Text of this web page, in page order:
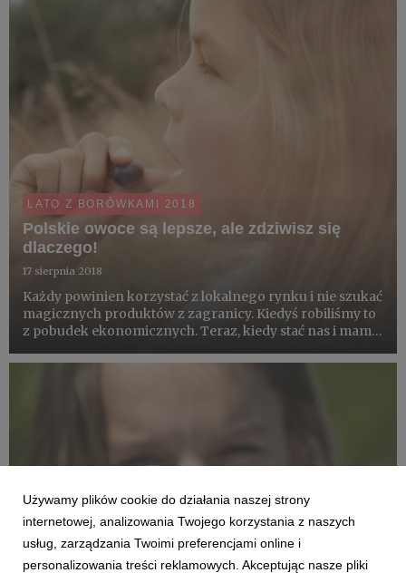
LATO Z BORÓWKAMI 2018
Polskie owoce są lepsze, ale zdziwisz się
dlaczego!
17 sierpnia 2018
Każdy powinien korzystać z lokalnego rynku i nie szukać
magicznych produktów z zagranicy. Kiedyś robiliśmy to
z pobudek ekonomicznych. Teraz, kiedy stać nas i mamy
to robić ze świadomością, że jest to dla nas zdrowsze....
Używamy plików cookie do działania naszej strony
internetowej, analizowania Twojego korzystania z naszych
usług, zarządzania Twoimi preferencjami online i
personalizowania treści reklamowych. Akceptując nasze pliki